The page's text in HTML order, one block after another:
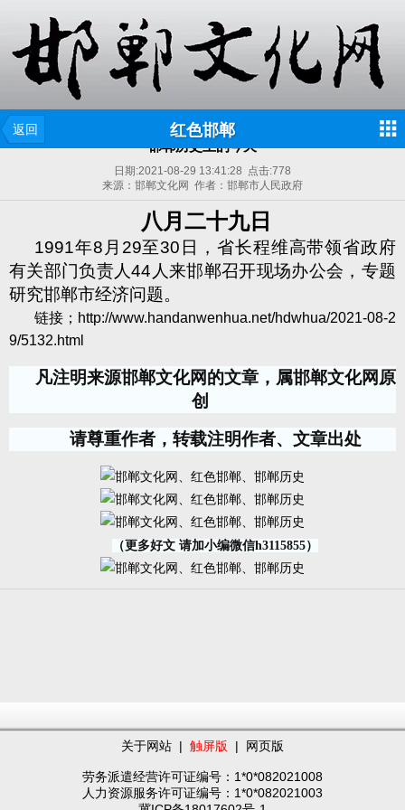
返回 红色邯郸
邯郸历史上的今天
日期:2021-08-29 13:41:28 点击:778
来源：邯郸文化网 作者：邯郸市人民政府
八月二十九日
1991年8 月 29至30 日，省长程维高带领省政府
有关部门负责人44 人来邯郸召开现场办公会，专题
研究邯郸市经济问题。
链接；http://www.handanwenhua.net/hdwhua/2021-08-2
9/5132.html
凡注明来源邯郸文化网的文章，属邯郸文化网原
创
请尊重作者，转载注明作者、文章出处
（更多好文 请加小编微信h3115855）
关于网站 | 触屏版 | 网页版
劳务派遣经营许可证编号：1*0*082021008
人力资源服务许可证编号：1*0*082021003